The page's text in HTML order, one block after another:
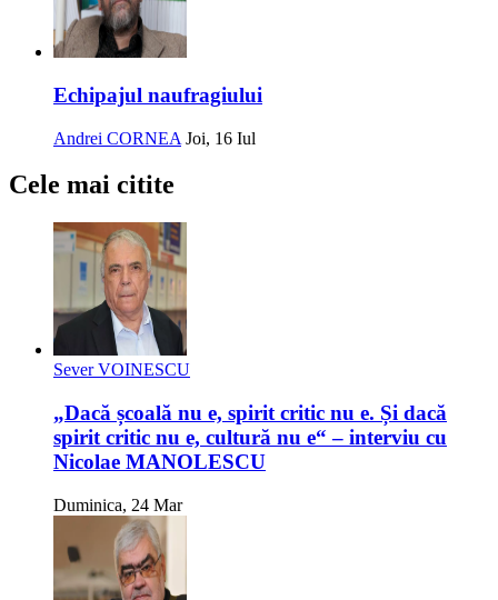
Echipajul naufragiului
Andrei CORNEA Joi, 16 Iul
Cele mai citite
Sever VOINESCU
„Dacă școală nu e, spirit critic nu e. Și dacă
spirit critic nu e, cultură nu e“ – interviu cu
Nicolae MANOLESCU
Duminica, 24 Mar